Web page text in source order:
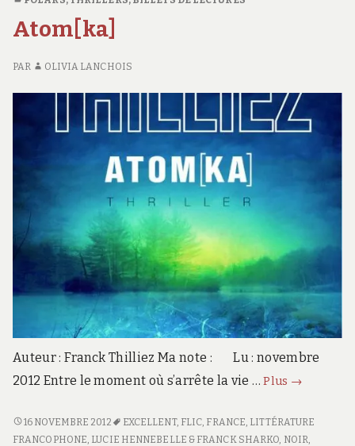
Atom[ka]
PAR OLIVIA LANCHOIS
Auteur : Franck Thilliez Ma note : Lu : novembre
2012 Entre le moment où s’arrête la vie …Plus Atom[ka]
→
ATOM[KA]
16 NOVEMBRE 2012 EXCELLENT, FLIC FRANCE LITTÉRATURE
FRANCOPHONE LUCIE HENNEBELLE & FRANCK SHARKO NOIR